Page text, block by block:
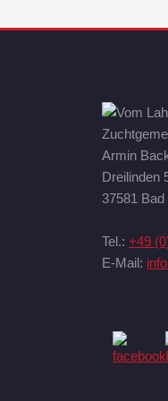
Armin
Dreilinden
37581
Tel.: +49
E-Mail: